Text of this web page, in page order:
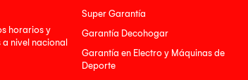
Super Garantía
Garantía Decohogar
Garantía en Electro y Máquinas de
Deporte
horarios y
a nivel nacional